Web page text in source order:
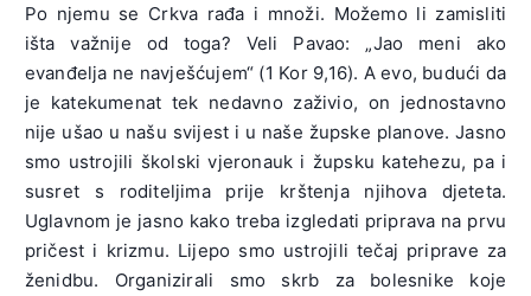
Po njemu se Crkva rađa i množi. Možemo li zamisliti
išta važnije od toga? Veli Pavao: „Jao meni ako
evanđelja ne navješćujem“ (1 Kor 9,16). A evo, budući da
je katekumenat tek nedavno zaživio, on jednostavno
nije ušao u našu svijest i u naše župske planove. Jasno
smo ustrojili školski vjeronauk i župsku katehezu, pa i
susret s roditeljima prije krštenja njihova djeteta.
Uglavnom je jasno kako treba izgledati priprava na prvu
pričest i krizmu. Lijepo smo ustrojili tečaj priprave za
ženidbu. Organizirali smo skrb za bolesnike koje